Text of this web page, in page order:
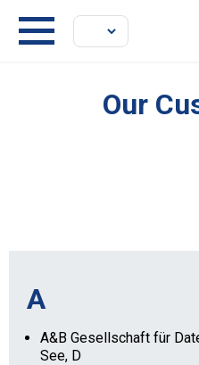
Our
A
A&B Gesellschaft für
See, D